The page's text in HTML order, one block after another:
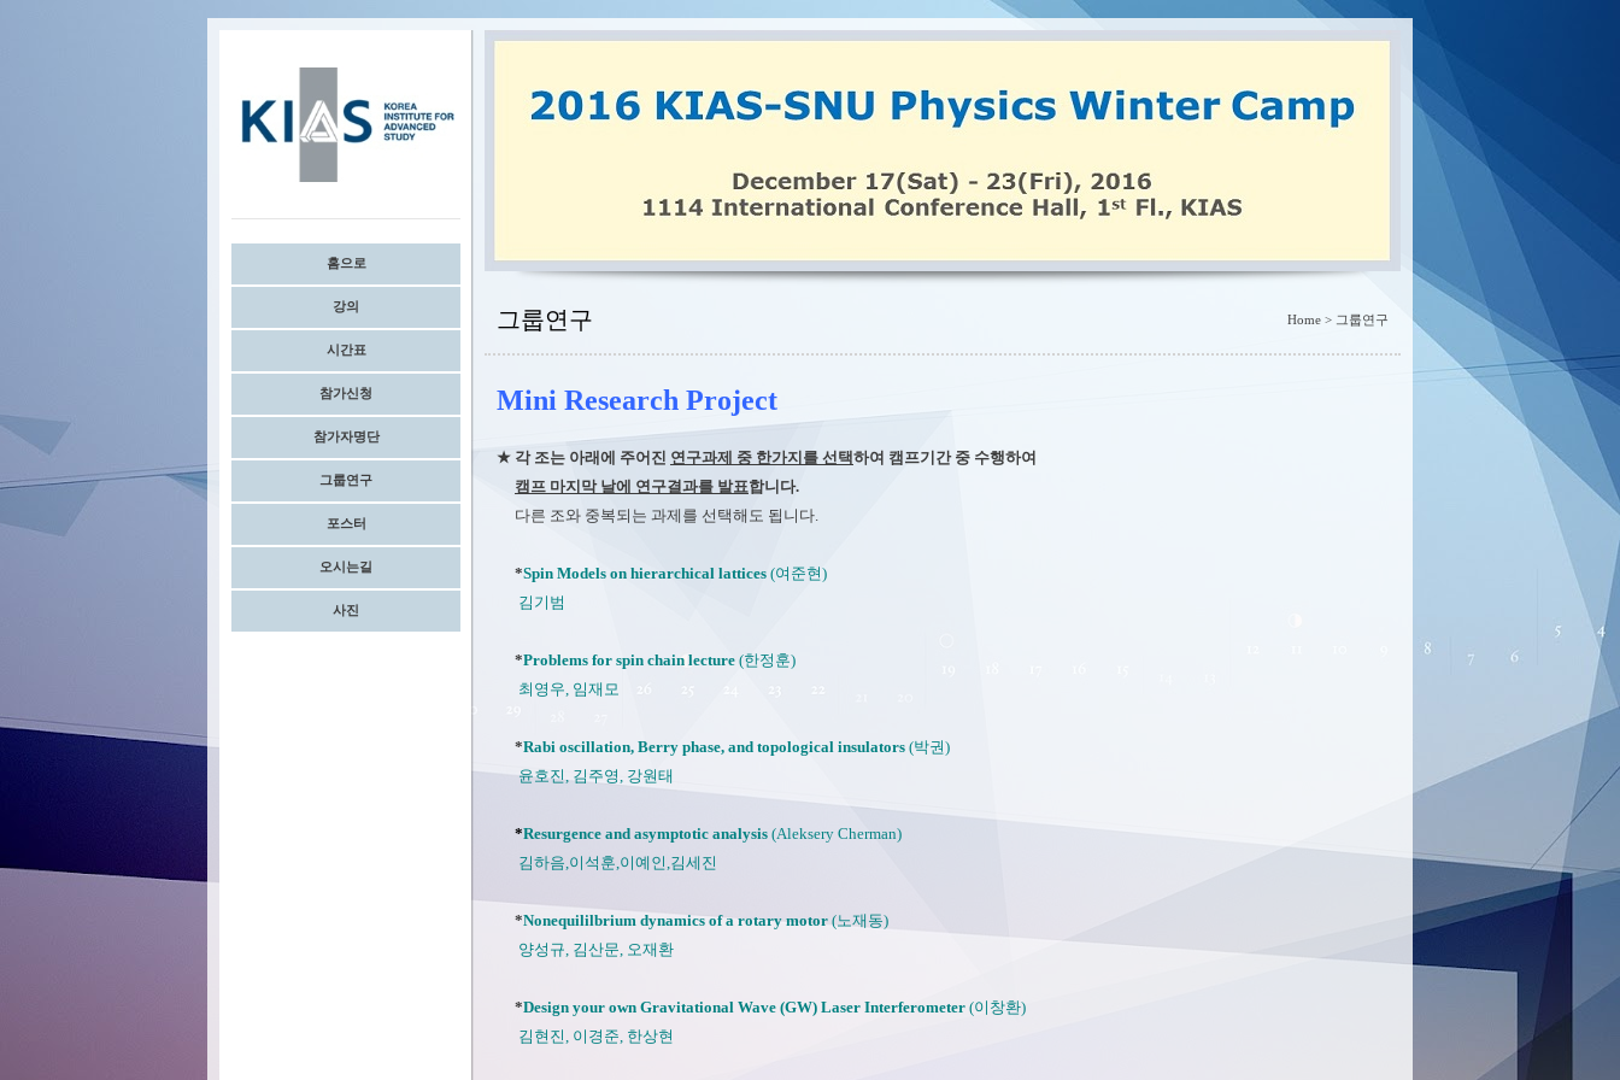
홈으로
강의
시간표
참가신청
참가자명단
그룹연구
포스터
오시는길
사진
그룹연구 Home > 그룹연구
Mini Research Project
★ 각 조는 아래에 주어진 연구과제 중 한가지를 선택 하여 캠프기간 중 수행하여
캠프 마지막 날에 연구결과를 발표합니다.
다른 조와 중복되는 과제를 선택해도 됩니다.
*Spin Models on hierarchical lattices (여준현)
김기범
*Problems for spin chain lecture (한정훈)
최영우, 임재모
*Rabi oscillation, Berry phase, and topological insulators (박권)
윤호진, 김주영, 강원태
*Resurgence and asymptotic analysis (Aleksery Cherman)
김하음,이석훈,이예인,김세진
*Nonequililbrium dynamics of a rotary motor (노재동)
양성규, 김산문, 오재환
*Design your own Gravitational Wave (GW) Laser Interferometer (이창환)
김현진, 이경준, 한상현